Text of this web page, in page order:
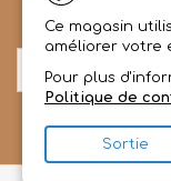
Ce magasin
améliorer votre
Pour plus
Politique de
Sortie